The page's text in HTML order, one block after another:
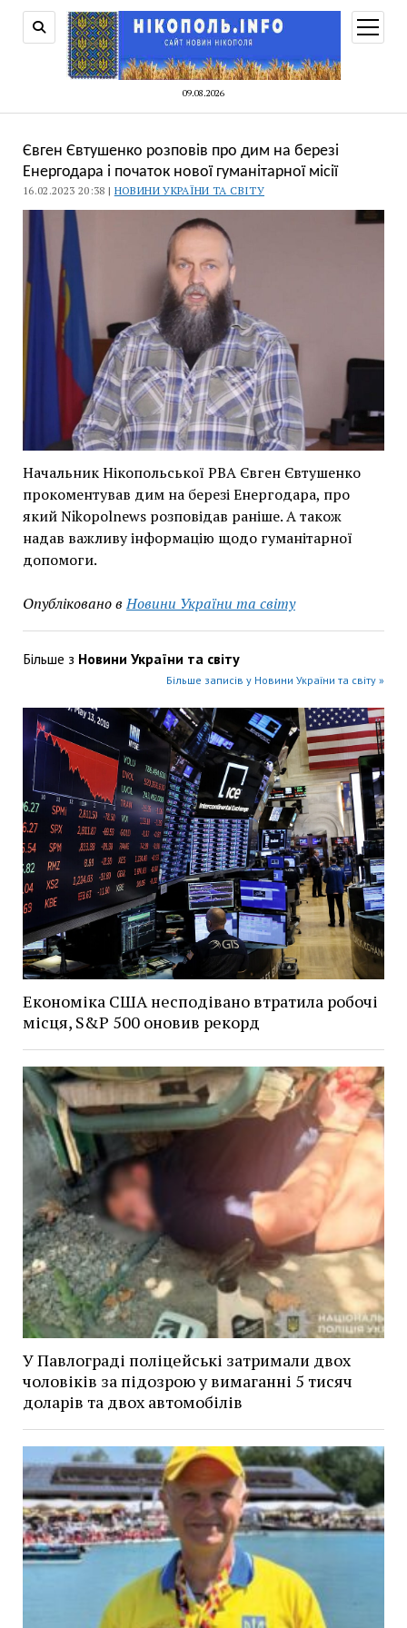
09.08.2026
меню
Євген Євтушенко розповів про дим на березі
Енергодара і початок нової гуманітарної місії
16.02.2023 20:38 | НОВИНИ УКРАЇНИ ТА СВІТУ
Начальник Нікопольської РВА Євген Євтушенко
прокоментував дим на березі Енергодара, про
який Nikopolnews розповідав раніше. А також
надав важливу інформацію щодо гуманітарної
допомоги.
Опубліковано в Новини України та світу
Більше з Новини України та світу
Більше записів у Новини України та світу »
Економіка США несподівано втратила робочі
місця, S&P 500 оновив рекорд
У Павлограді поліцейські затримали двох
чоловіків за підозрою у вимаганні 5 тисяч
доларів та двох автомобілів